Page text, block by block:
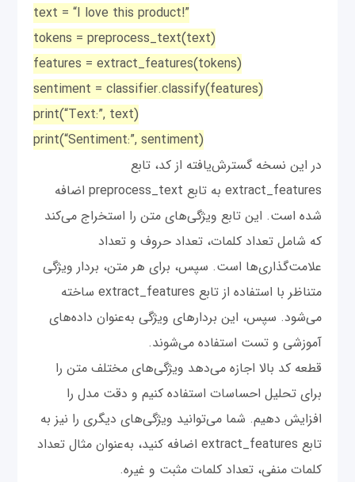
text = “I love this product!”
tokens = preprocess_text(text)
features = extract_features(tokens)
sentiment = classifier.classify(features)
print(“Text:”, text)
print(“Sentiment:”, sentiment)
در این نسخه گسترش‌یافته از کد، تابع
extract_features به تابع preprocess_text اضافه
شده است. این تابع ویژگی‌های متن را استخراج می‌کند
که شامل تعداد کلمات، تعداد حروف و تعداد
علامت‌گذاری‌ها است. سپس، برای هر متن، بردار ویژگی
متناظر با استفاده از تابع extract_features ساخته
می‌شود. سپس، این بردارهای ویژگی به‌عنوان داده‌های
آموزشی و تست استفاده می‌شوند.
قطعه کد بالا اجازه می‌دهد ویژگی‌های مختلف متن را
برای تحلیل احساسات استفاده کنیم و دقت مدل را
افزایش دهیم. شما می‌توانید ویژگی‌های دیگری را نیز به
تابع extract_features اضافه کنید، به‌عنوان مثال تعداد
کلمات منفی، تعداد کلمات مثبت و غیره.